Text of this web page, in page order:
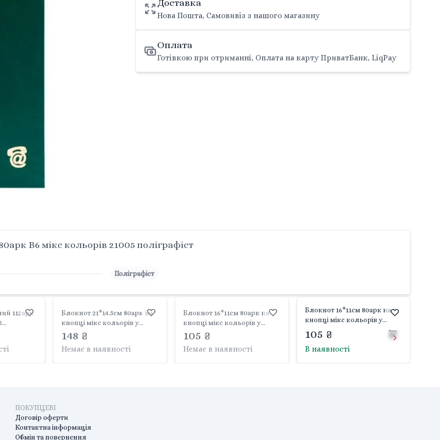
Доставка
Нова Пошта, Самовивіз з нашого магазину
Оплата
Готівкою при отриманні, Оплата на карту ПриватБанк, LiqPay
B6 мікс кольорів 21005 поліграфіст
Поліграфіст
112арк
Блокнот 21*14.5см 80арк на
кнопці мікс кольорів у
пакеті DSCN0031-A5
Josefotten
148 ₴
Немає в наявності
Блокнот 16*11см 80арк на
кнопці мікс кольорів у
пакеті 5901-2 Josefotten
105 ₴
Немає в наявності
Блокнот 16*11см 80арк на
кнопці мікс кольорів у
пакеті 5901-3 Josefotten
105 ₴
В наявності
ПОКУПЦЕВІ
Договір оферти
Контактна інформація
Обмін та повернення